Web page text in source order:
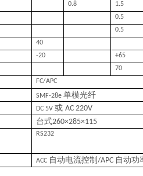
0.8 1.5
0.5
0.5
40
-20 +65
70
FC/APC
SMF-28e 单模光纤
DC 5V 或 AC 220V
台式260×285×115
RS232
ACC 自动电流控制 /APC 自动功